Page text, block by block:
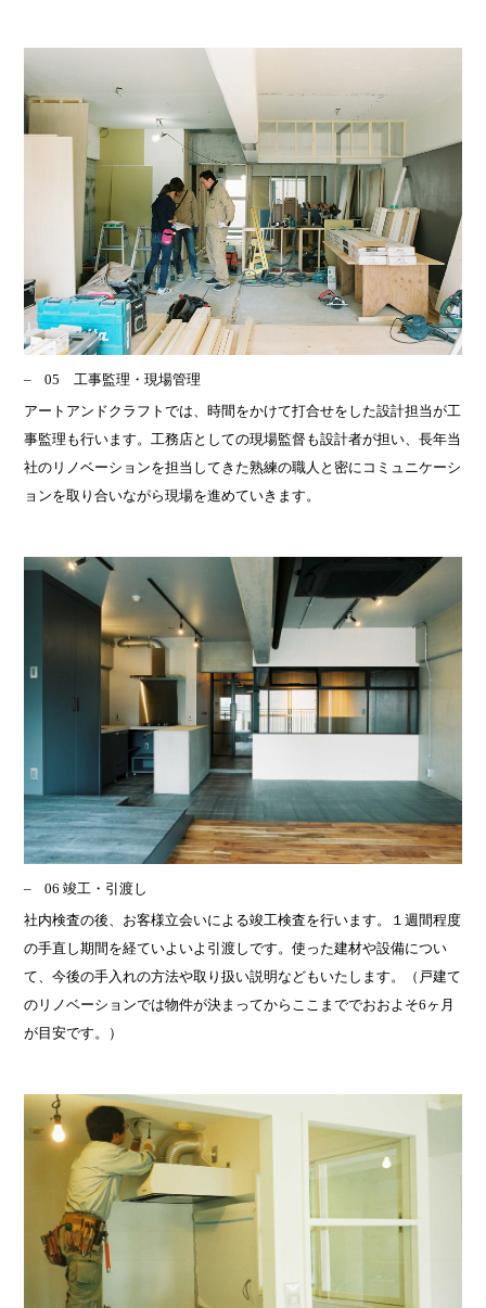
05 工事監理・現場管理
アートアンドクラフトでは、時間をかけて打合せをした設計担当が工
事監理も行います。工務店としての現場監督も設計者が担い、長年当
社のリノベーションを担当してきた熟練の職人と密にコミュニケーシ
ョンを取り合いながら現場を進めていきます。
06 竣工・引渡し
社内検査の後、お客様立会いによる竣工検査を行います。１週間程度
の手直し期間を経ていよいよ引渡しです。使った建材や設備につい
て、今後の手入れの方法や取り扱い説明などもいたします。（戸建て
のリノベーションでは物件が決まってからここまででおおよそ6ヶ月
が目安です。）